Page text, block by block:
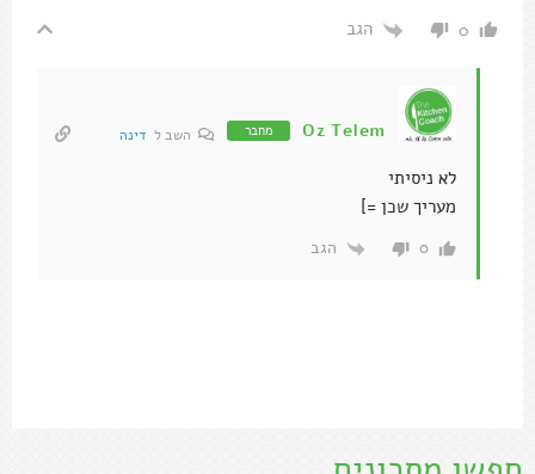
0 הגב
Oz Telem מחבר השב ל דינה
לא ניסיתי
מעריך שכן =]
0 הגב